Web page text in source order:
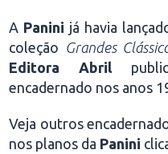
A Panini já havia
coleção Grandes
Editora Abril
encadernado nos anos
Veja outros
nos planos da Panini